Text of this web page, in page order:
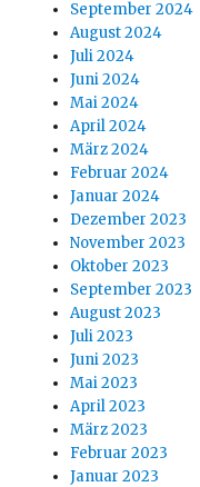
September 2024
August 2024
Juli 2024
Juni 2024
Mai 2024
April 2024
März 2024
Februar 2024
Januar 2024
Dezember 2023
November 2023
Oktober 2023
September 2023
August 2023
Juli 2023
Juni 2023
Mai 2023
April 2023
März 2023
Februar 2023
Januar 2023